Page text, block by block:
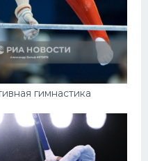
гимнастика